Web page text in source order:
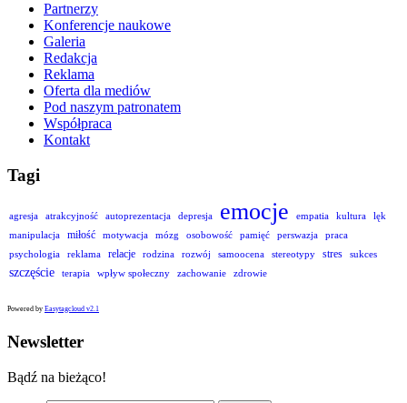
Partnerzy
Konferencje naukowe
Galeria
Redakcja
Reklama
Oferta dla mediów
Pod naszym patronatem
Współpraca
Kontakt
Tagi
agresja atrakcyjność autoprezentacja depresja emocje empatia kultura
lęk
manipulacja
miłość motywacja mózg osobowość pamięć perswazja
praca
psychologia
reklama relacje rodzina rozwój samoocena stereotypy stres sukces
szczęście terapia wpływ społeczny zachowanie zdrowie
Powered by Easytagcloud v2.1
Newsletter
Bądź na bieżąco!